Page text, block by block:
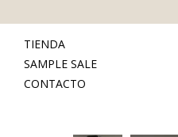
TIENDA
SAMPLE SALE
CONTACTO